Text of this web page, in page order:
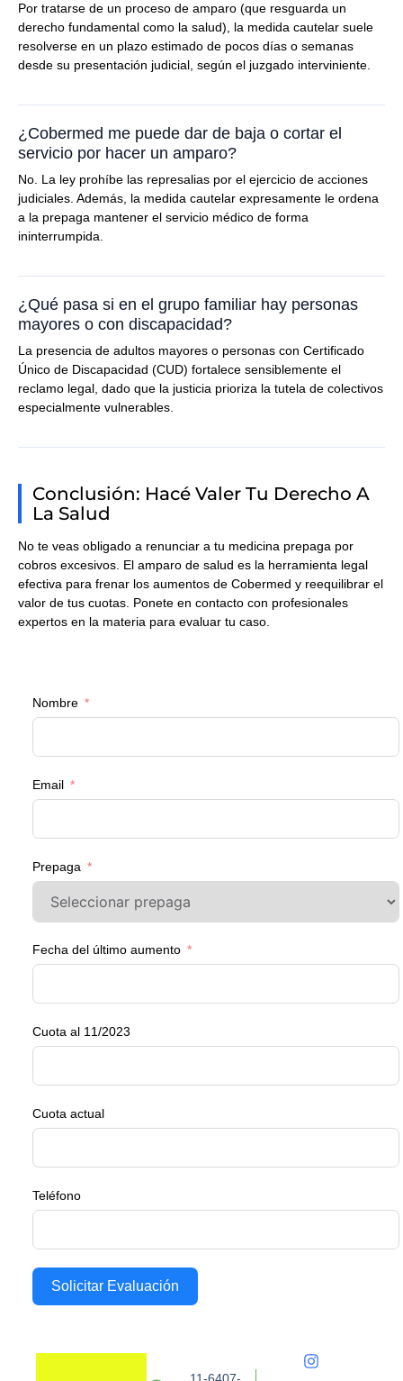
Por tratarse de un proceso de amparo (que resguarda un
derecho fundamental como la salud), la medida cautelar suele
resolverse en un plazo estimado de pocos días o semanas
desde su presentación judicial, según el juzgado interviniente.
¿Cobermed me puede dar de baja o cortar el
servicio por hacer un amparo?
No. La ley prohíbe las represalias por el ejercicio de acciones
judiciales. Además, la medida cautelar expresamente le ordena
a la prepaga mantener el servicio médico de forma
ininterrumpida.
¿Qué pasa si en el grupo familiar hay personas
mayores o con discapacidad?
La presencia de adultos mayores o personas con Certificado
Único de Discapacidad (CUD) fortalece sensiblemente el
reclamo legal, dado que la justicia prioriza la tutela de colectivos
especialmente vulnerables.
Conclusión: Hacé Valer Tu Derecho A
La Salud
No te veas obligado a renunciar a tu medicina prepaga por
cobros excesivos. El amparo de salud es la herramienta legal
efectiva para frenar los aumentos de Cobermed y reequilibrar el
valor de tus cuotas. Ponete en contacto con profesionales
expertos en la materia para evaluar tu caso.
Nombre
Email
Prepaga
Fecha del último aumento
Cuota al 11/2023
Cuota actual
Teléfono
Solicitar Evaluación